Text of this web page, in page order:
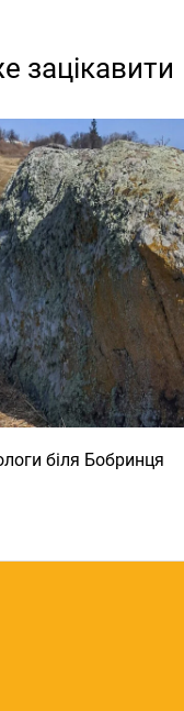
зацікавити
біля Бобринця